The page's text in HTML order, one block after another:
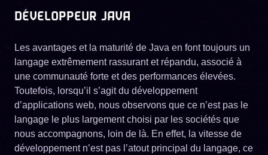
DÉVELOPPEUR JAVA
Les avantages et la maturité de Java en font toujours un
langage extrêmement rassurant et répandu, associé à
une communauté forte et des performances élevées.
Toutefois, lorsqu’il s’agit du développement
d’applications web, nous observons que ce n’est pas le
langage le plus largement choisi par les sociétés que
nous accompagnons, loin de là. En effet, la vitesse de
développement n’est pas l’atout principal du langage, ce